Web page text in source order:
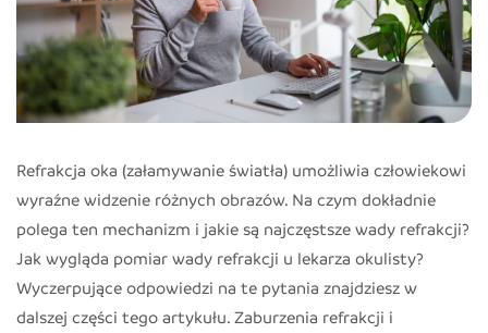
Refrakcja oka (załamywanie światła) umożliwia człowiekowi
wyraźne widzenie różnych obrazów. Na czym dokładnie
polega ten mechanizm i jakie są najczęstsze wady refrakcji?
Jak wygląda pomiar wady refrakcji u lekarza okulisty?
Wyczerpujące odpowiedzi na te pytania znajdziesz w
dalszej części tego artykułu. Zaburzenia refrakcji i